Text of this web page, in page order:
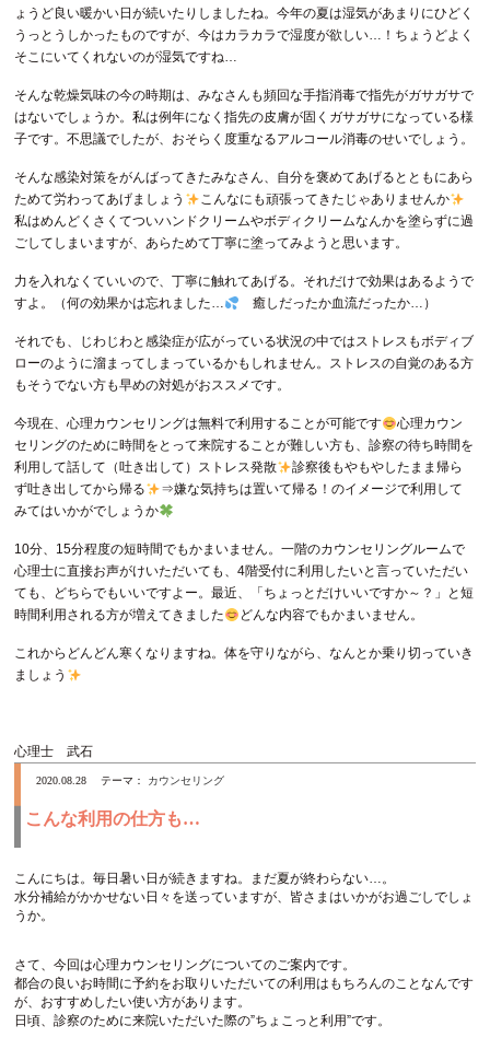
ょうど良い暖かい日が続いたりしましたね。今年の夏は湿気があまりにひどく
うっとうしかったものですが、今はカラカラで湿度が欲しい…！ちょうどよく
そこにいてくれないのが湿気ですね…
そんな乾燥気味の今の時期は、みなさんも頻回な手指消毒で指先がガサガサで
はないでしょうか。私は例年になく指先の皮膚が固くガサガサになっている様
子です。不思議でしたが、おそらく度重なるアルコール消毒のせいでしょう。
そんな感染対策をがんばってきたみなさん、自分を褒めてあげるとともにあら
ためて労わってあげましょう
こんなにも頑張ってきたじゃありませんか
私はめんどくさくてついハンドクリームやボディクリームなんかを塗らずに過
ごしてしまいますが、あらためて丁寧に塗ってみようと思います。
力を入れなくていいので、丁寧に触れてあげる。それだけで効果はあるようで
すよ。（何の効果かは忘れました…
癒しだったか血流だったか…）
それでも、じわじわと感染症が広がっている状況の中ではストレスもボディブ
ローのように溜まってしまっているかもしれません。ストレスの自覚のある方
もそうでない方も早めの対処がおススメです。
今現在、心理カウンセリングは無料で利用することが可能です
心理カウン
セリングのために時間をとって来院することが難しい方も、診察の待ち時間を
利用して話して（吐き出して）ストレス発散
診察後もやもやしたまま帰ら
ず吐き出してから帰る
⇒嫌な気持ちは置いて帰る！のイメージで利用して
みてはいかがでしょうか
10分、15分程度の短時間でもかまいません。一階のカウンセリングルームで
心理士に直接お声がけいただいても、4階受付に利用したいと言っていただい
ても、どちらでもいいですよー。最近、「ちょっとだけいいですか～？」と短
時間利用される方が増えてきました
どんな内容でもかまいません。
これからどんどん寒くなりますね。体を守りながら、なんとか乗り切っていき
ましょう
心理士 武石
2020.08.28 テーマ： カウンセリング
こんな利用の仕方も…
こんにちは。毎日暑い日が続きますね。まだ夏が終わらない…。
水分補給がかかせない日々を送っていますが、皆さまはいかがお過ごしでしょ
うか。
さて、今回は心理カウンセリングについてのご案内です。
都合の良いお時間に予約をお取りいただいての利用はもちろんのことなんです
が、おすすめしたい使い方があります。
日頃、診察のために来院いただいた際の”ちょこっと利用”です。